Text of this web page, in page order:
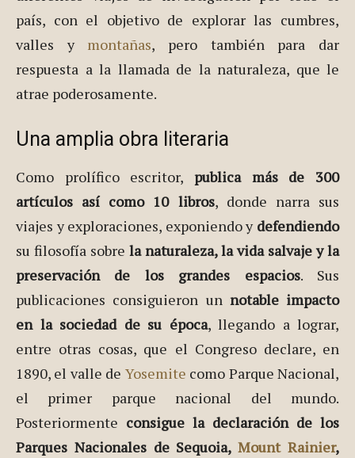
país, con el objetivo de explorar las cumbres,
valles y montañas, pero también para dar
respuesta a la llamada de la naturaleza, que le
atrae poderosamente.
Una amplia obra literaria
Como prolífico escritor, publica más de 300
artículos así como 10 libros, donde narra sus
viajes y exploraciones, exponiendo y defendiendo
su filosofía sobre la naturaleza, la vida salvaje y la
preservación de los grandes espacios. Sus
publicaciones consiguieron un notable impacto
en la sociedad de su época, llegando a lograr,
entre otras cosas, que el Congreso declare, en
1890, el valle de Yosemite como Parque Nacional,
el primer parque nacional del mundo.
Posteriormente consigue la declaración de los
Parques Nacionales de Sequoia,Mount Rainier,